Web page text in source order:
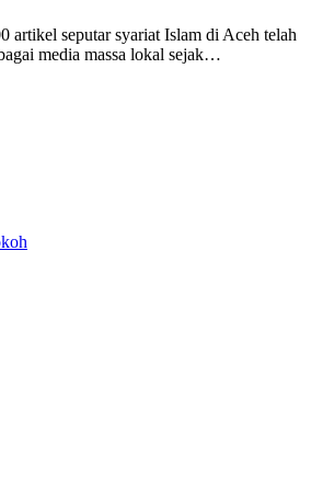
artikel seputar syariat Islam di Aceh telah
media massa lokal sejak…